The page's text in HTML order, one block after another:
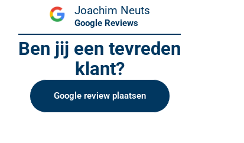
Joachim Neuts
Google Reviews
Ben jij een tevreden
klant?
Google review plaatsen